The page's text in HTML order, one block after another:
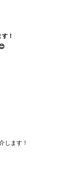
！
します！